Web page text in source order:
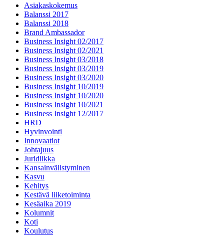
Asiakaskokemus
Balanssi 2017
Balanssi 2018
Brand Ambassador
Business Insight 02/2017
Business Insight 02/2021
Business Insight 03/2018
Business Insight 03/2019
Business Insight 03/2020
Business Insight 10/2019
Business Insight 10/2020
Business Insight 10/2021
Business Insight 12/2017
HRD
Hyvinvointi
Innovaatiot
Johtajuus
Juridiikka
Kansainvälistyminen
Kasvu
Kehitys
Kestävä liiketoiminta
Kesäaika 2019
Kolumnit
Koti
Koulutus